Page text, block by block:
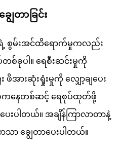
ေတာခြင်း
ရဲ့ စွမ်းအင်ထိရောက်မှုကလည်း
တစ်ခုပါ။ ရေစီးဆင်းမှုကို
ဖိအားဆုံးရှုံးမှုကို လျှော့ချပေး
နစ်ကနေတစ်ဆင့် ရေစုပ်ထုတ်ဖို့
းပါတယ်။ အချိန်ကြာလာတာနဲ့
ာ ချွေတာပေးပါတယ်။